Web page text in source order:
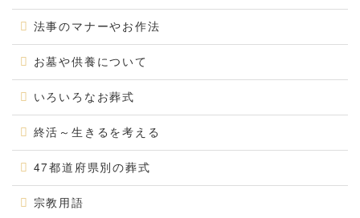
法事のマナーやお作法
お墓や供養について
いろいろなお葬式
終活～生きるを考える
47都道府県別の葬式
宗教用語